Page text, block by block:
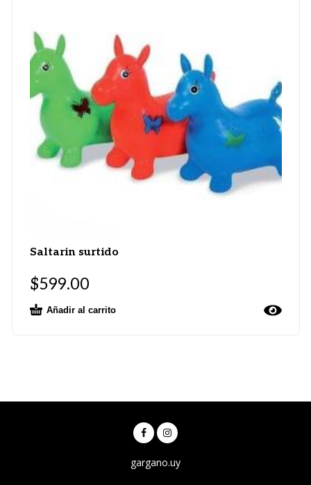
Saltarin surtido
$599.00
Añadir al carrito
gargano.uy